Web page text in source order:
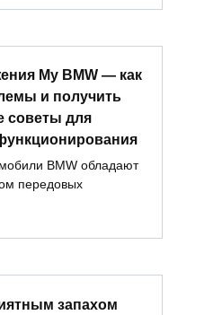
My BMW — как
и получить
советы для
BMW обладают
передовых
запахом